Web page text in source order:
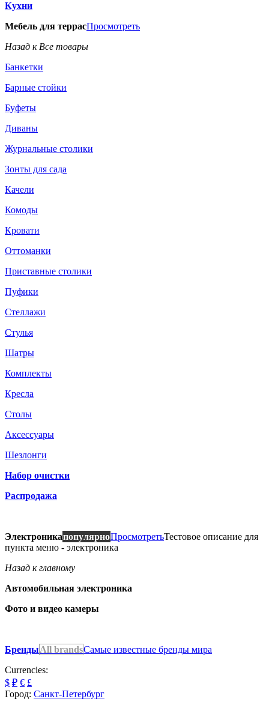
Кухни
Мебель для террасПросмотреть
Назад к Все товары
Банкетки
Барные стойки
Буфеты
Диваны
Журнальные столики
Зонты для сада
Качели
Комоды
Кровати
Оттоманки
Приставные столики
Пуфики
Стеллажи
Стулья
Шатры
Комплекты
Кресла
Столы
Аксессуары
Шезлонги
Набор очистки
Распродажа
ЭлектроникапопулярноПросмотретьТестовое описание для
пункта меню - электроника
Назад к главному
Автомобильная электроника
Фото и видео камеры
БрендыAll brandsСамые известные бренды мира
Currencies:
$ ₽ € £
Город: Санкт-Петербург